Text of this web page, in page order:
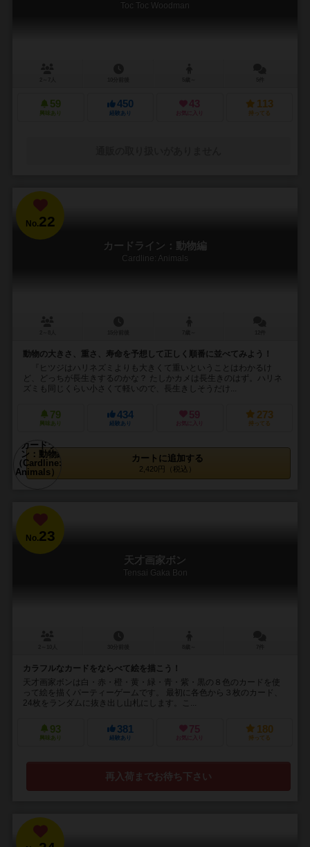
Toc Toc Woodman
59
興味あり
450
経験あり
43
お気に入り
113
持ってる
No.22
カードライン：動物編
Cardline: Animals
動物の大きさ、重さ、寿命を予想して正しく順番に並べてみよう！
『ヒツジはハリネズミよりも大きくて重いということはわかるけ
ど、どっちが長生きするのかな？ たしかカメは長生きのはず。ハリネ
ズミも同じくらい小さくて軽いので、長生きしそうだけ...
79
興味あり
434
経験あり
59
お気に入り
273
持ってる
カートに追加する
2,420円（税込）
No.23
天才画家ボン
Tensai Gaka Bon
カラフルなカードをならべて絵を描こう！
天才画家ボンは白・赤・橙・黄・緑・青・紫・黒の８色のカードを使
って絵を描くパーティーゲームです。 最初に各色から３枚のカード、
24枚をランダムに抜き出し山札にします。こ...
93
興味あり
381
経験あり
75
お気に入り
180
持ってる
再入荷までお待ち下さい